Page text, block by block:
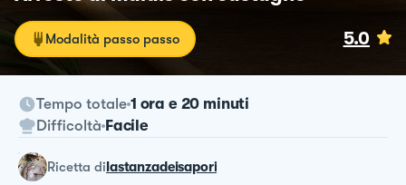
Modalità passo passo 5.0
Tempo totale 1 ora e 20 minuti
Difficoltà Facile
ricetta dilastanzadeisapori